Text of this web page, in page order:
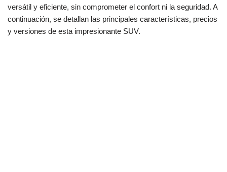
versátil y eficiente, sin comprometer el confort ni la seguridad. A
continuación, se detallan las principales características, precios
y versiones de esta impresionante SUV.